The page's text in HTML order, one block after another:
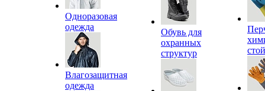
Одноразовая
одежда
Влагозащитная
одежда
Обувь для
охранных
структур